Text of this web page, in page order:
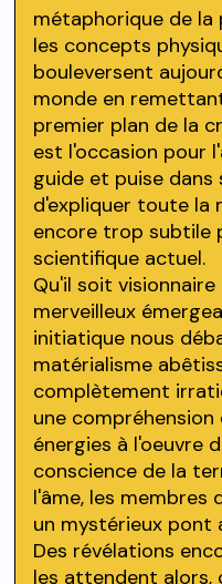
métaphorique de la
les concepts
bouleversent
monde en
premier plan de la
est l'occasion pour
guide et puise dans
d'expliquer toute la
encore trop subtile
scientifique actuel.
Qu'il soit
merveilleux
initiatique nous
matérialisme
complètement
une
énergies à l'oeuvre
conscience de la
l'âme, les
un mystérieux pont
Des révélations
les attendent alors,